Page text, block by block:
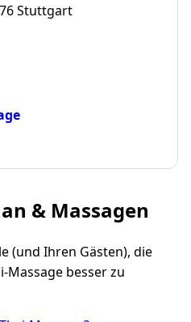
Stuttgart
& Massagen
(und Ihren Gästen), die
Massage besser zu